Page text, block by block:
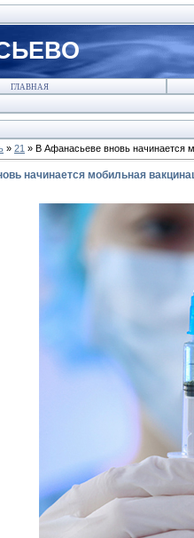
ГЛАВНАЯ
» 21 » В Афанасьеве вновь начинается
начинается мобильная